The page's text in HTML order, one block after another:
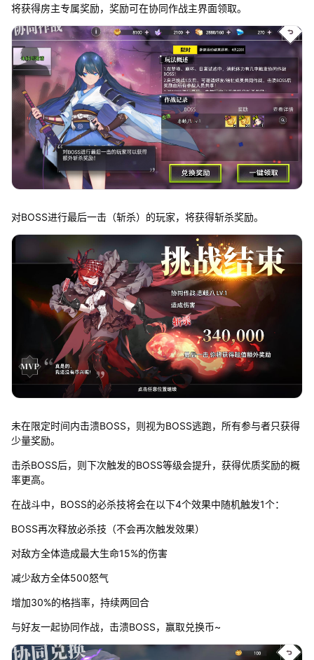
将获得房主专属奖励，奖励可在协同作战主界面领取。
对BOSS进行最后一击（斩杀）的玩家，将获得斩杀奖励。
未在限定时间内击溃BOSS，则视为BOSS逃跑，所有参与者只获得
少量奖励。
击杀BOSS后，则下次触发的BOSS等级会提升，获得优质奖励的概
率更高。
在战斗中，BOSS的必杀技将会在以下4个效果中随机触发1个：
BOSS再次释放必杀技（不会再次触发效果）
对敌方全体造成最大生命15%的伤害
减少敌方全体500怒气
增加30%的格挡率，持续两回合
与好友一起协同作战，击溃BOSS，赢取兑换币~